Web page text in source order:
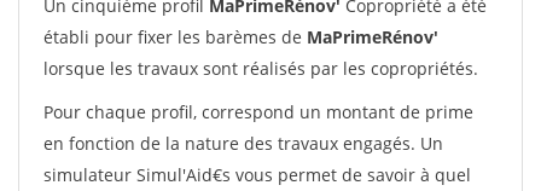
Un cinquième profil MaPrimeRénov' Copropriété a été
établi pour fixer les barèmes de MaPrimeRénov'
lorsque les travaux sont réalisés par les copropriétés.
Pour chaque profil, correspond un montant de prime
en fonction de la nature des travaux engagés. Un
simulateur Simul'Aid€s vous permet de savoir à quel